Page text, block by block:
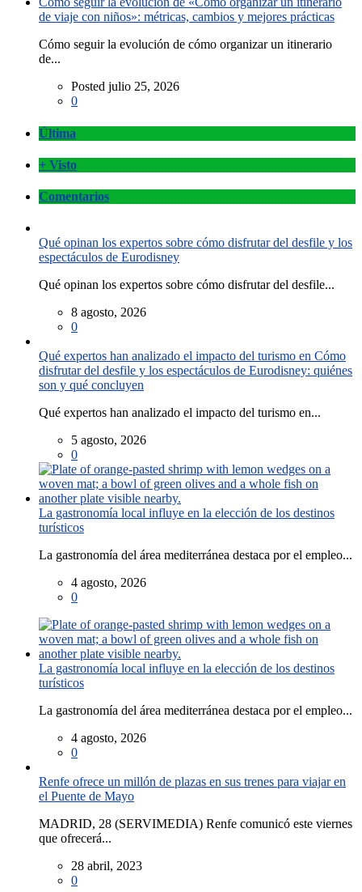
de viaje con niños»: métricas, cambios y mejores prácticas
Cómo seguir la evolución de cómo organizar un itinerario
de...
Posted julio 25, 2026
0
Última
+ Visto
Comentarios
Qué opinan los expertos sobre cómo disfrutar del desfile y los
espectáculos de Eurodisney
Qué opinan los expertos sobre cómo disfrutar del desfile...
8 agosto, 2026
0
Qué expertos han analizado el impacto del turismo en Cómo
disfrutar del desfile y los espectáculos de Eurodisney: quiénes
son y qué concluyen
Qué expertos han analizado el impacto del turismo en...
5 agosto, 2026
0
La gastronomía local influye en la elección de los destinos
turísticos
La gastronomía del área mediterránea destaca por el empleo...
4 agosto, 2026
0
La gastronomía local influye en la elección de los destinos
turísticos
La gastronomía del área mediterránea destaca por el empleo...
4 agosto, 2026
0
Renfe ofrece un millón de plazas en sus trenes para viajar en
el Puente de Mayo
MADRID, 28 (SERVIMEDIA) Renfe comunicó este viernes
que ofrecerá...
28 abril, 2023
0